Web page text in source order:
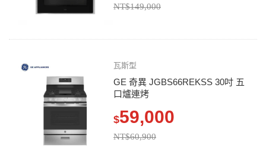
NT$149,000
瓦斯型
GE 奇異 JGBS66REKSS 30吋 五
口爐連烤
$59,000
NT$60,900